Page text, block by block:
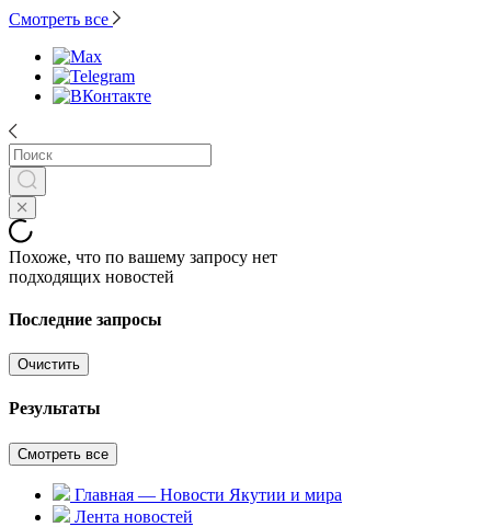
Смотреть все
Похоже, что по вашему запросу нет
подходящих новостей
Последние запросы
Очистить
Результаты
Смотреть все
Главная — Новости Якутии и мира
Лента новостей